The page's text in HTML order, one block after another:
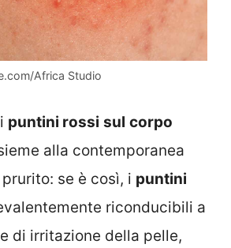
Africa Studio
puntini rossi sul corpo
alla contemporanea
se è così, i puntini
riconducibili a
di irritazione della pelle,